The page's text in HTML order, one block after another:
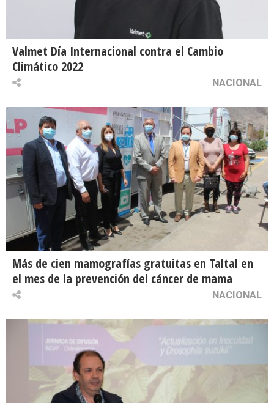
Valmet Día Internacional contra el Cambio
Climático 2022
NACIONAL
Más de cien mamografías gratuitas en Taltal en
el mes de la prevención del cáncer de mama
NACIONAL